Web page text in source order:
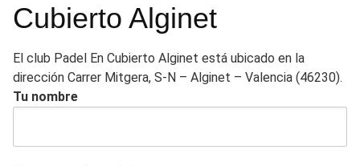
Cubierto Alginet
El club Padel En Cubierto Alginet está ubicado en la
dirección Carrer Mitgera, S-N – Alginet – Valencia (46230).
Tu nombre